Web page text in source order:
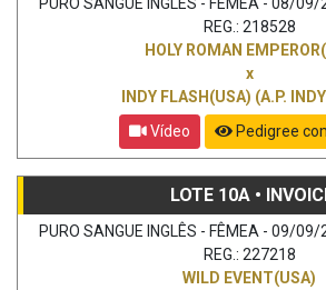
REG.: 218528
HOLY ROMAN
x
INDY FLASH(USA) (A.P.
Vídeo
Pedigree
LOTE 10A •
PURO SANGUE INGLÊS - FÊMEA - 09/
REG.: 227218
WILD EVENT(USA)